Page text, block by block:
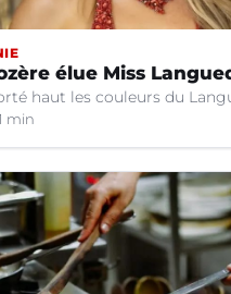
élue Miss
haut les couleurs du
min